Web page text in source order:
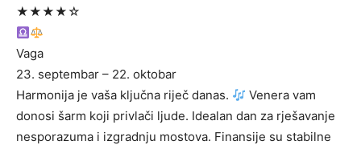
★★★★☆
Vaga
23. septembar – 22. oktobar
Harmonija je vaša ključna riječ danas.
Venera vam
donosi šarm koji privlači ljude. Idealan dan za rješavanje
nesporazuma i izgradnju mostova. Finansije su stabilne